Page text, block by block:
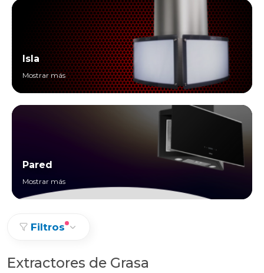
Isla
Mostrar más
Pared
Mostrar más
Filtros
Extractores de Grasa